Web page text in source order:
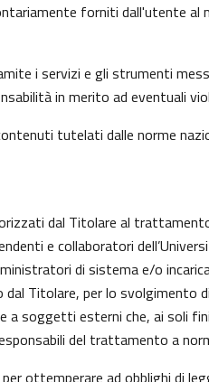
forniti dall'utente
i servizi e gli strumenti
in merito ad eventuali
tutelati dalle norme
dal Titolare al
e collaboratori
di sistema e/o
Titolare, per lo svolgimento
soggetti esterni che, ai soli
del trattamento a
ottemperare ad obblighi di